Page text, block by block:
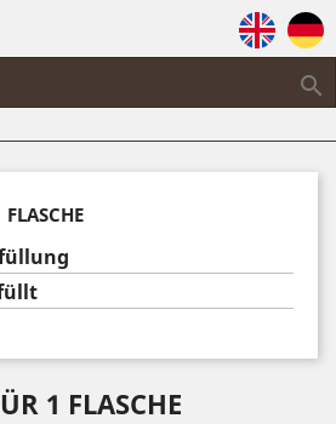

1 FLASCHE